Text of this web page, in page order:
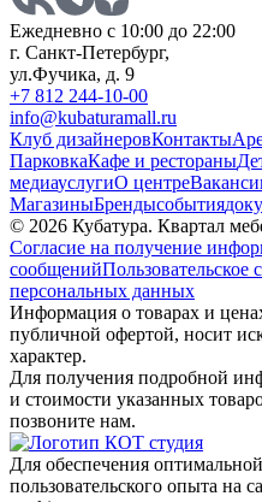
Ежедневно с 10:00 до 22:00
г. Санкт-Петербург,
ул.Фучика, д. 9
+7 812 244-10-00
info@kubaturamall.ru
Клуб дизайнеровКонтакты
ПарковкаКафе и рестораны
медиауслугиО центре
МагазиныБрендысобытия
© 2026 Кубатура. Квартал
Согласие на получение
сообщенийПользовательское
персональных данных
Информация о товарах и
публичной офертой, носит
характер.
Для получения подробной
и стоимости указанных
позвоните нам.
Для обеспечения
пользовательского опыта на